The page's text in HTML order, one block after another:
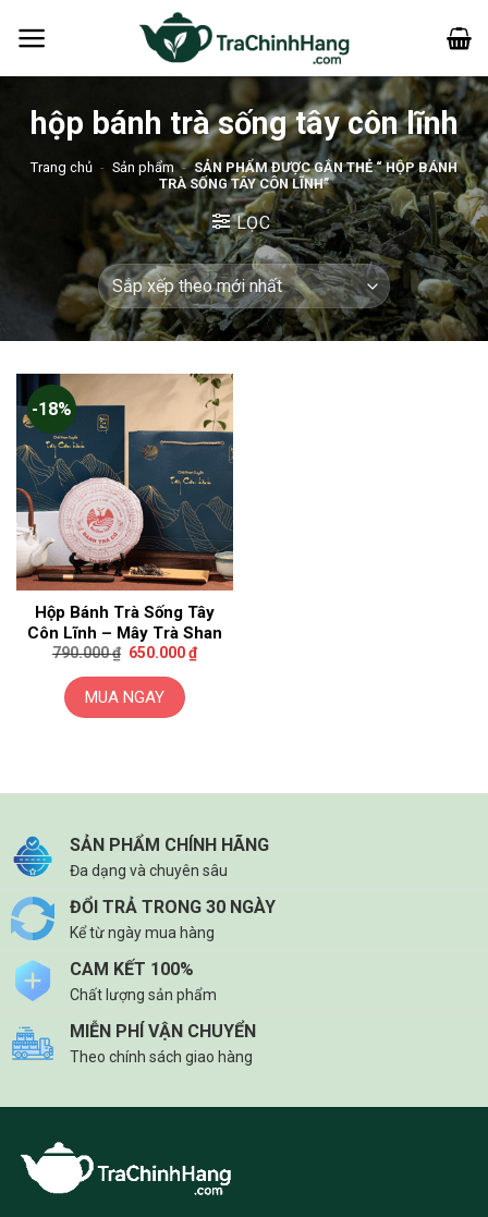
qua
hộp bánh trà sống tây côn lĩnh
Trang chủ - Sản phẩm - SẢN PHẨM ĐƯỢC GẮN THẺ “ HỘP BÁNH
TRÀ SỐNG TÂY CÔN LĨNH”
LỌC
-18%
Hộp Bánh Trà Sống Tây
Côn Lĩnh – Mây Trà Shan
790.000₫ Giá
là:
790.000 ₫.
650.000₫Giá
hiện
MUA NGAY
SẢN PHẨM CHÍNH HÃNG
Đa dạng và chuyên sâu
ĐỔI TRẢ TRONG 30 NGÀY
Kể từ ngày mua hàng
CAM KẾT 100%
Chất lượng sản phẩm
MIỄN PHÍ VẬN CHUYỂN
Theo chính sách giao hàng